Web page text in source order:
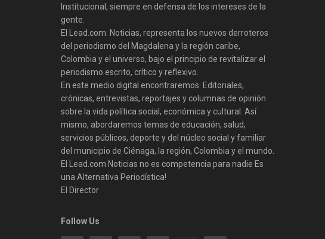
Institucional, siempre en defensa de los intereses de la
gente.
El Lead.com: Noticias, representa los nuevos derroteros
del periodismo del Magdalena y la región caribe,
Colombia y el universo, bajo el principio de revitalizar el
periodismo escrito, crítico y reflexivo.
En este medio digital encontraremos: Editoriales,
crónicas, entrevistas, reportajes y columnas de opinión
sobre la vida política social, económica y cultural. Así
mismo, abordaremos temas de educación, salud,
servicios públicos, deporte y del núcleo social y familiar
del municipio de Ciénaga, la región, Colombia y el mundo.
El Lead.com Noticias no es competencia para nadie Es
una Alternativa Periodística!
El Director
Follow Us